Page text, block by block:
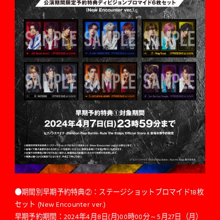
●期間別早期予約特典②：ステージショットブロマイド18枚
セット (New Encounter ver.)
早期予約期間：2024年4月8日(月)00時00分～5月27日（月）